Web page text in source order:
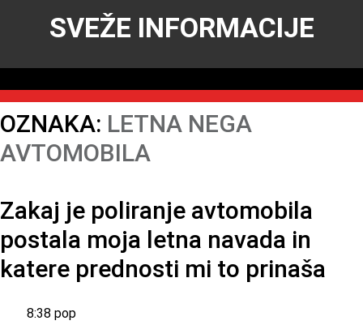
SVEŽE INFORMACIJE
OZNAKA: LETNA NEGA
AVTOMOBILA
Zakaj je poliranje avtomobila
postala moja letna navada in
katere prednosti mi to prinaša
8:38 pop